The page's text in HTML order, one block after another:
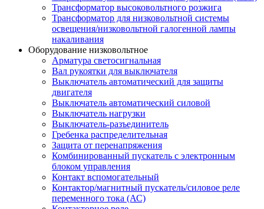
Трансформатор высоковольтного розжига
Трансформатор для низковольтной системы
освещения/низковольтной галогенной лампы
накаливания
Оборудование низковольтное
Арматура светосигнальная
Вал рукоятки для выключателя
Выключатель автоматический для защиты
двигателя
Выключатель автоматический силовой
Выключатель нагрузки
Выключатель-разъединитель
Гребенка распределительная
Защита от перенапряжения
Комбинированный пускатель с электронным
блоком управления
Контакт вспомогательный
Контактор/магнитный пускатель/силовое реле
переменного тока (АС)